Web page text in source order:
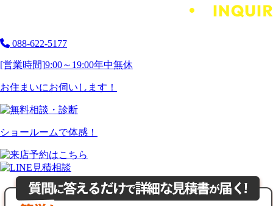
088-622-5177
[営業時間]9:00～19:00年中無休
お住まいにお伺いします！
ショールームで体感！